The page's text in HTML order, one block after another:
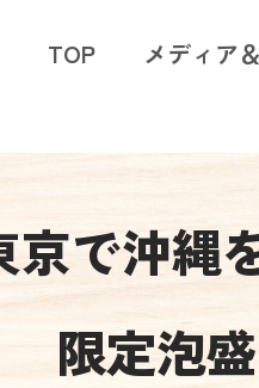
TOP メディア
で沖縄
限定泡